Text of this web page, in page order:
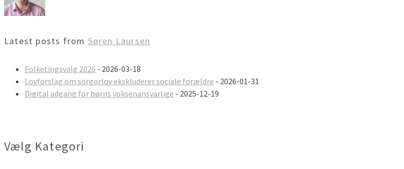
Latest posts from Søren Laursen
Folketingsvalg 2026 - 2026-03-18
Lovforslag om sorgorlov ekskluderer sociale forældre - 2026-01-31
Digital adgang for børns voksenansvarlige - 2025-12-19
Vælg Kategori